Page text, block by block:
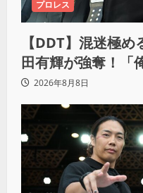
プロレス
【DDT】混迷極
田有輝が強奪！「
入れるからな！逃
2026年8月8日